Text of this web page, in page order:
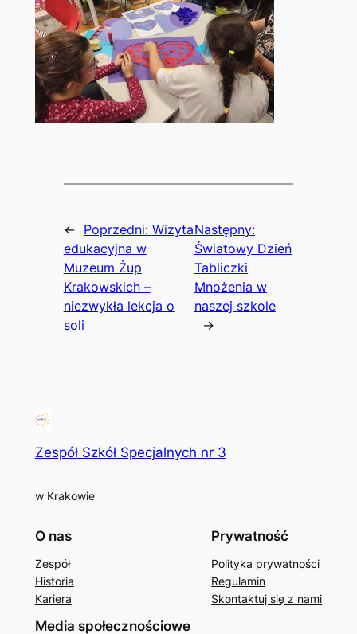
← Poprzedni: Wizyta
edukacyjna w
Muzeum Żup
Krakowskich –
niezwykła lekcja o
soli
Następny:
Światowy Dzień
Tabliczki
Mnożenia w
naszej szkole
→
Zespół Szkół Specjalnych nr 3
w Krakowie
O nas
Zespół
Historia
Kariera
Prywatność
Polityka prywatności
Regulamin
Skontaktuj się z nami
Media społecznościowe